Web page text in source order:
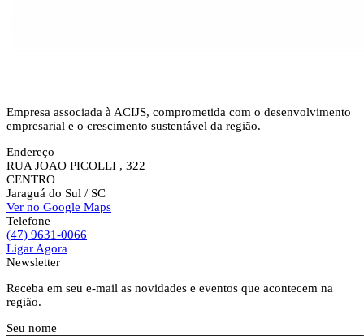
Empresa associada à ACIJS, comprometida com o desenvolvimento
empresarial e o crescimento sustentável da região.
Endereço
RUA JOAO PICOLLI , 322
CENTRO
Jaraguá do Sul / SC
Ver no Google Maps
Telefone
(47) 9631-0066
Ligar Agora
Newsletter
Receba em seu e-mail as novidades e eventos que acontecem na
região.
Seu nome